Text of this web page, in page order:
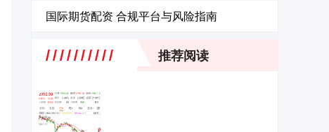
国际期货配资 合规平台与风险指南
推荐阅读